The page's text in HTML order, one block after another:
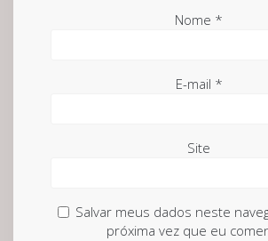
Nome *
E-mail *
Site
Salvar meus dados neste
próxima vez que eu